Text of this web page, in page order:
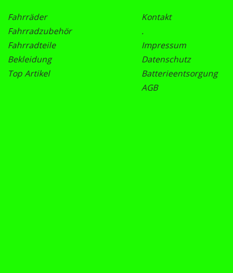
Fahrräder
Fahrradzubehör
Fahrradteile
Bekleidung
Top Artikel
Kontakt
.
Impressum
Datenschutz
Batterieentsorgung
AGB